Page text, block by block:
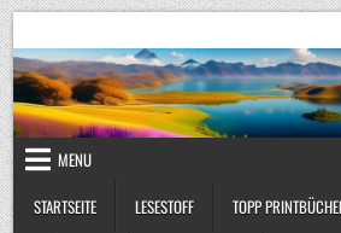
Skip
to
content
UmweltKlima.com
MENU
STARTSEITE
LESESTOFF TOPP